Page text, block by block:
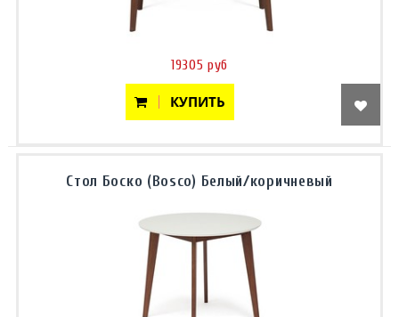
19305 руб
КУПИТЬ
Стол Боско (Bosco) Белый/коричневый